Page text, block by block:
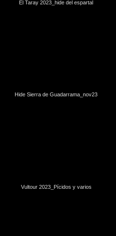
El Taray 2023_hide del espartal
Hide Sierra de Guadarrama_nov23
Vultour 2023_Pícidos y varios